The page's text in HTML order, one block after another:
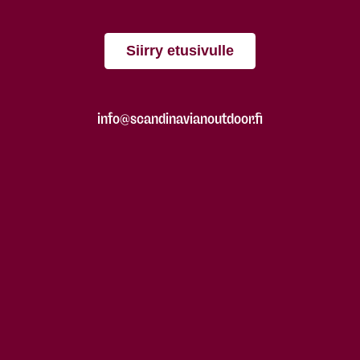
Siirry etusivulle
info@scandinavianoutdoor.fi